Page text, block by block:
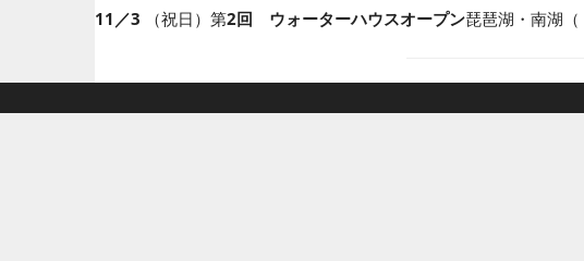
11／3 （祝日）第2回 ウォーターハウスオープン琵琶湖・南湖（